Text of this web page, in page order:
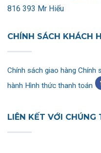
816 393 Mr Hiếu
CHÍNH SÁCH KHÁCH
Chính sách giao hàng Chính
hành Hình thức thanh toán
LIÊN KẾT VỚI CHÚNG